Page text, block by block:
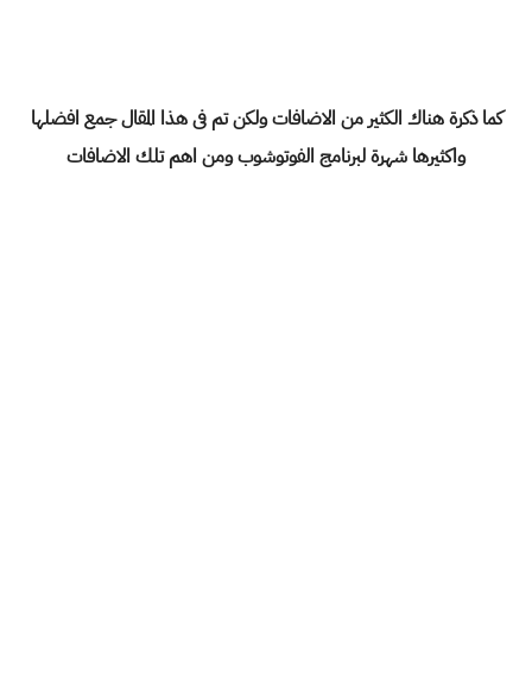
كما ذكرة هناك الكثير من الاضافات ولكن تم فى هذا المقال جمع افضلها
واكثيرها شهرة لبرنامج الفوتوشوب ومن اهم تلك الاضافات